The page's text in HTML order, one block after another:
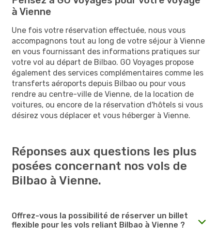
à Vienne
Une fois votre réservation effectuée, nous vous
accompagnons tout au long de votre séjour à Vienne
en vous fournissant des informations pratiques sur
votre vol au départ de Bilbao. GO Voyages propose
également des services complémentaires comme les
transferts aéroports depuis Bilbao ou pour vous
rendre au centre-ville de Vienne, de la location de
voitures, ou encore de la réservation d'hôtels si vous
désirez vous déplacer et vous héberger à Vienne.
Réponses aux questions les plus
posées concernant nos vols de
Bilbao à Vienne.
Offrez-vous la possibilité de réserver un billet
flexible pour les vols reliant Bilbao à Vienne ?